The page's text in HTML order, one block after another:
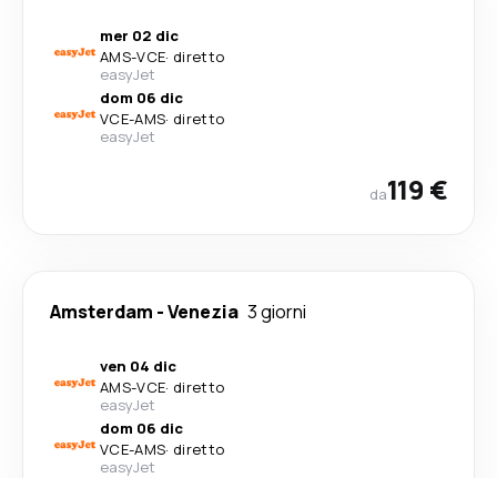
mer 02 dic
AMS-VCE· diretto
easyJet
dom 06 dic
VCE-AMS· diretto
easyJet
da119 €
Amsterdam -Venezia 3 giorni
ven 04 dic
AMS-VCE· diretto
easyJet
dom 06 dic
VCE-AMS· diretto
easyJet